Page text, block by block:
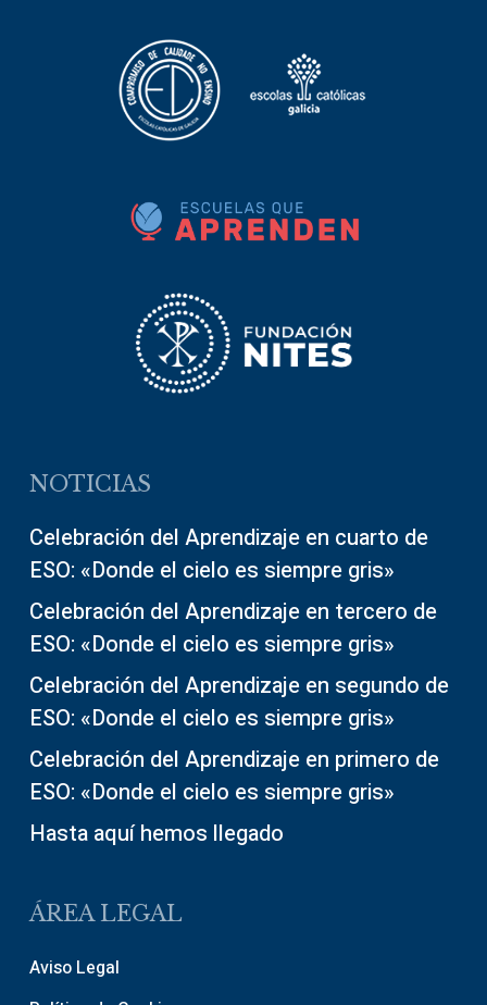
NOTICIAS
Celebración del Aprendizaje en cuarto de
ESO: «Donde el cielo es siempre gris»
Celebración del Aprendizaje en tercero de
ESO: «Donde el cielo es siempre gris»
Celebración del Aprendizaje en segundo de
ESO: «Donde el cielo es siempre gris»
Celebración del Aprendizaje en primero de
ESO: «Donde el cielo es siempre gris»
Hasta aquí hemos llegado
ÁREA LEGAL
Aviso Legal